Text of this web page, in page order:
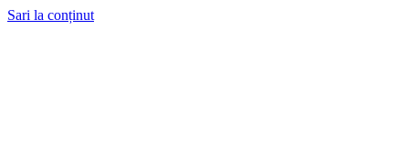
Sari la conținut